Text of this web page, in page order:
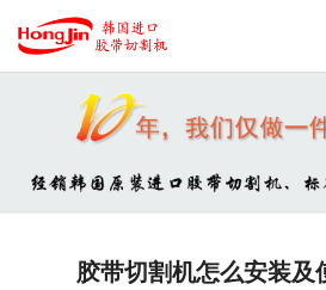
胶带切割机怎么安装及